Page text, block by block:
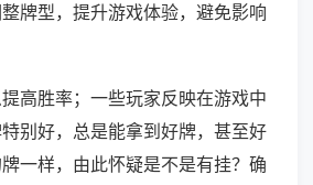
牌型，提升游戏体验，避免影响
高胜率；一些玩家反映在游戏中
别好，总是能拿到好牌，甚至好
一样，由此怀疑是不是有挂？确